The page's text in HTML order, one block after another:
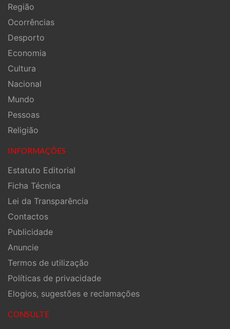
Região
Ocorrências
Desporto
Economia
Cultura
Nacional
Mundo
Pessoas
Religião
INFORMAÇÕES
Estatuto Editorial
Ficha Técnica
Lei da Transparência
Contactos
Publicidade
Anuncie
Termos de utilização
Políticas de privacidade
Elogios, sugestões e reclamações
CONSULTE